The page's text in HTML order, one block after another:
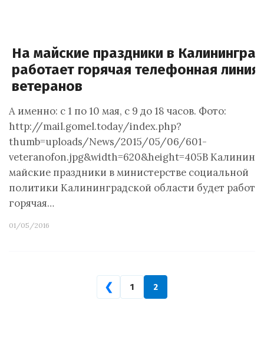
На майские праздники в
работает горячая телефонная линия
ветеранов
А именно: с 1 по 10 мая, с 9 до 18 часов. Фото:
http://mail.gomel.today/index.php?
thumb=uploads/News/2015/05/06/601-
veteranofon.jpg&width=620&height=405В
майские праздники в министерстве социальной
политики Калининградской области будет
горячая…
01/05/2016
❮ 1 2